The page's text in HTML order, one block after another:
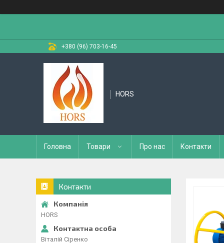
+380 (96) 703-16-45
HORS
Головна Товари Про нас Контакти
Контакти
HORS
Віталій Сіренко